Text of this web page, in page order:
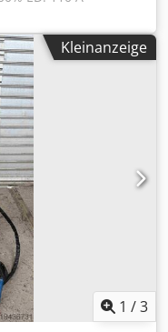
A elektr. Anschluß:
mm hoch
Kleinanzeige
1 /3